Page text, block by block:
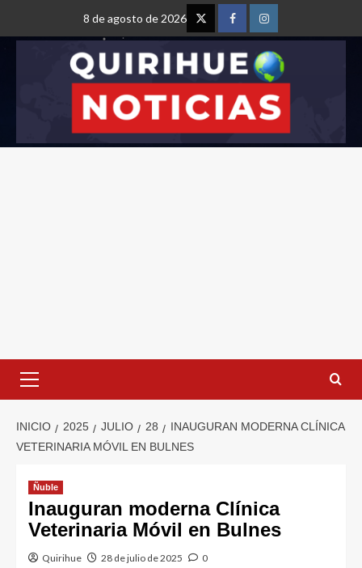
8 de agosto de 2026
INICIO 2025 JULIO 28
INAUGURAN MODERNA CLÍNICA
VETERINARIA MÓVIL EN BULNES
Ñuble
Inauguran moderna Clínica
Veterinaria Móvil en Bulnes
Quirihue 28 de julio de 2025 0